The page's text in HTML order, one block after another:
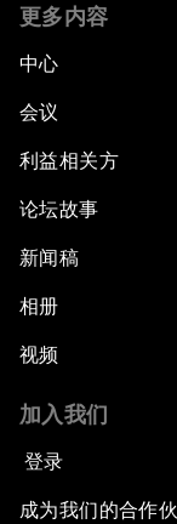
更多内容
中心
会议
利益相关方
论坛故事
新闻稿
相册
视频
加入我们
登录
成为我们的合作